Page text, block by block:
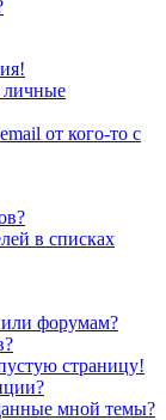
личные
от кого-то с
в списках
форумам?
страницу!
мной темы?